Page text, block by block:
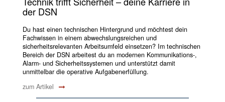
der DSN
Du hast einen technischen Hintergrund und möchtest dein
Fachwissen in einem abwechslungsreichen und
sicherheitsrelevanten Arbeitsumfeld einsetzen? Im technischen
Bereich der DSN arbeitest du an modernen Kommunikations-,
Alarm- und Sicherheitssystemen und unterstützt damit
unmittelbar die operative Aufgabenerfüllung.
zum Artikel